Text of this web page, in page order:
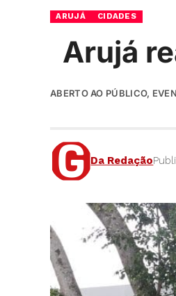
ARUJÁ CIDADES
Arujá
ABERTO AO PÚBLICO,
Da Redação